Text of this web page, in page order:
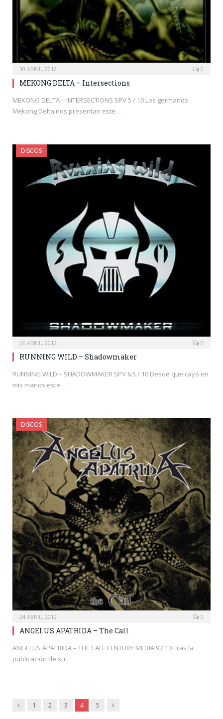
30 ABRIL, 2012 0
MEKONG DELTA – Intersections
MEKONG DELTA – INTERSECTIONS SPV 5 / 10 Los germanos
Mekong Delta nos presentan este…
DISCOS
26 ABRIL, 2012 0
RUNNING WILD – Shadowmaker
RUNNING WILD – SHADOWMAKER SPV 6.5 / 10 Desde que cayó en
mis manos este…
DISCOS
24 ABRIL, 2012 0
ANGELUS APATRIDA – The Call
ANGELUS APATRIDA – THE CALL CENTURY MEDIA 9 / 10 Tras la
publicación de su…
Anterior
1 2 3 4 5 Siguiente